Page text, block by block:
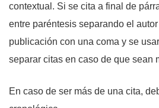
contextual. Si se cita a final de
entre paréntesis separando el
publicación con una coma y se
separar citas en caso de que sean
En caso de ser más de una cita,